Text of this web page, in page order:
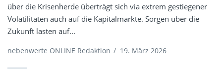
über die Krisenherde überträgt sich via extrem gestiegener
Volatilitäten auch auf die Kapitalmärkte. Sorgen über die
Zukunft lasten auf...
nebenwerte ONLINE Redaktion / 19. März 2026